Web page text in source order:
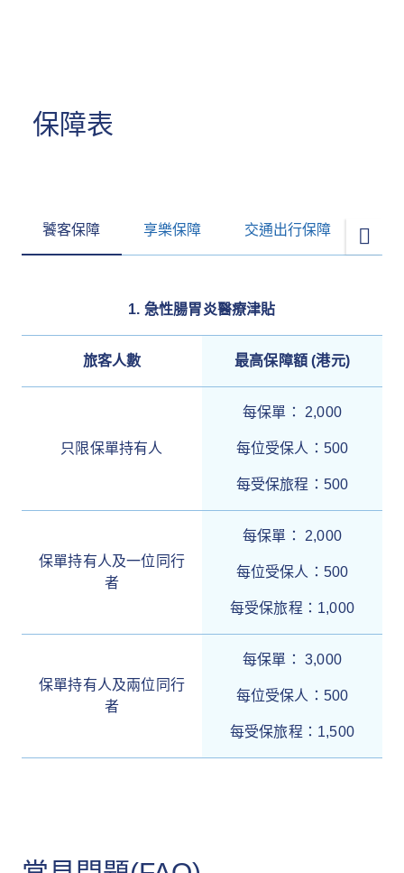
保障表
饕客保障 享樂保障 交通出行保障
1. 急性腸胃炎醫療津貼
旅客人數 最高保障額 (港元)
只限保單持有人
每保單： 2,000
每位受保人：500
每受保旅程：500
保單持有人及一位同行
者
每保單： 2,000
每位受保人：500
每受保旅程：1,000
保單持有人及兩位同行
者
每保單： 3,000
每位受保人：500
每受保旅程：1,500